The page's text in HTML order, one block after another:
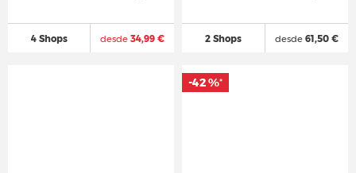
4 Shops desde34,99 € 2 Shops desde61,50 €
-42 %*